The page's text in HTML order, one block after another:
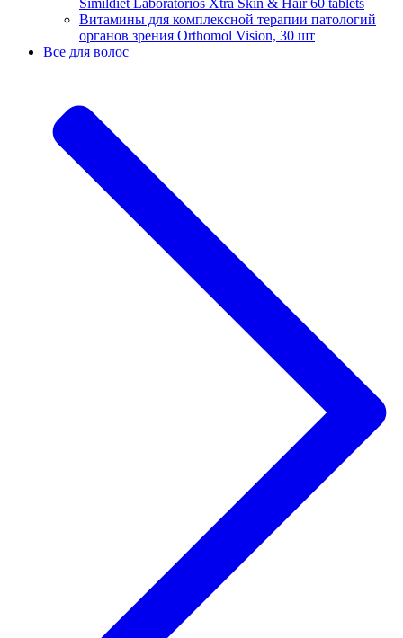
Витамины для комплексной терапии патологий
органов зрения Orthomol Vision, 30 шт
Все для волос